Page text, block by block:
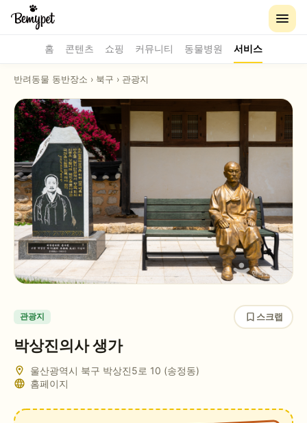
홈 콘텐츠 쇼핑 커뮤니티 동물병원 서비스
반려동물 동반장소 › 북구 › 관광지
관광지 스크랩
박상진의사 생가
울산광역시 북구 박상진5로 10 (송정동)
홈페이지